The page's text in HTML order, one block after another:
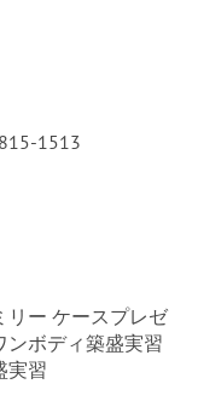
1513
リー ケースプレゼ
ンボディ築盛実習
実習